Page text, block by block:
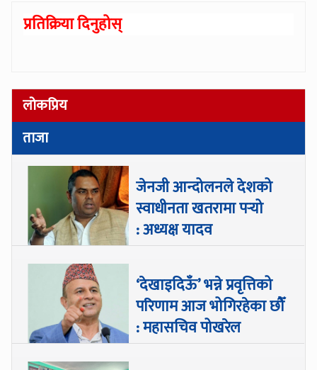
प्रतिक्रिया दिनुहोस्
लोकप्रिय
ताजा
जेनजी आन्दोलनले देशको
स्वाधीनता खतरामा पर्‍यो
: अध्यक्ष यादव
‘देखाइदिऊँ’ भन्ने प्रवृत्तिको
परिणाम आज भोगिरहेका छौँ
: महासचिव पोखरेल